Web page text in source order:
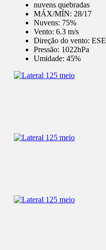
nuvens quebradas
MÁX/MÍN: 28/17
Nuvens: 75%
Vento: 6.3 m/s
Direção do vento: ESE
Pressão: 1022hPa
Umidade: 45%